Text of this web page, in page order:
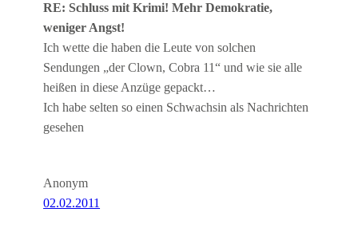
RE: Schluss mit Krimi! Mehr Demokratie,
weniger Angst!
Ich wette die haben die Leute von solchen
Sendungen „der Clown, Cobra 11“ und wie sie alle
heißen in diese Anzüge gepackt…
Ich habe selten so einen Schwachsin als Nachrichten
gesehen
Anonym
02.02.2011